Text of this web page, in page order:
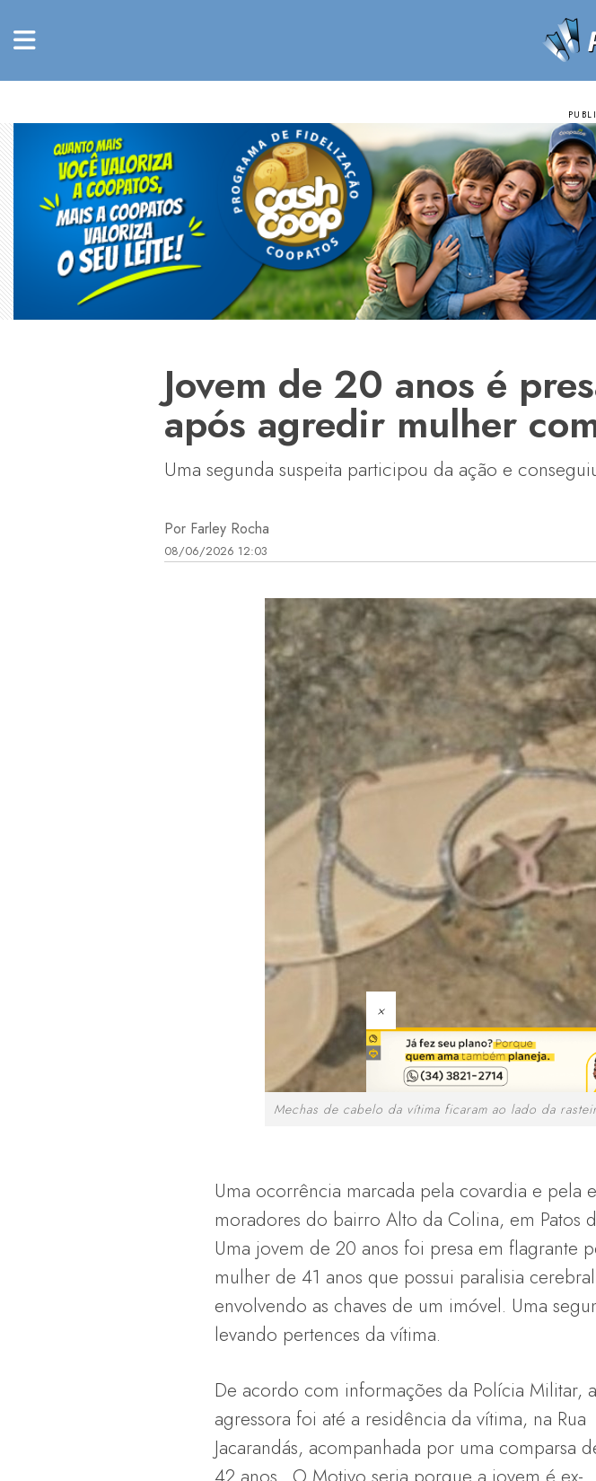
Jovem de 20 anos é
após agredir mulher
Uma segunda suspeita participou da ação e
Por Farley Rocha
08/06/2026 12:03
×
Mechas de cabelo da vítima ficaram ao lado da
Uma ocorrência marcada pela covardia e pela
moradores do bairro Alto da Colina, em Patos
Uma jovem de 20 anos foi presa em flagrante
mulher de 41 anos que possui paralisia
envolvendo as chaves de um imóvel. Uma
levando pertences da vítima.
De acordo com informações da Polícia Militar, a
agressora foi até a residência da vítima, na Rua
Jacarandás, acompanhada por uma comparsa